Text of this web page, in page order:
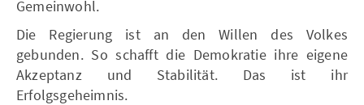
Gemeinwohl.
Die Regierung ist an den Willen des Volkes
gebunden. So schafft die Demokratie ihre eigene
Akzeptanz und Stabilität. Das ist ihr
Erfolgsgeheimnis.